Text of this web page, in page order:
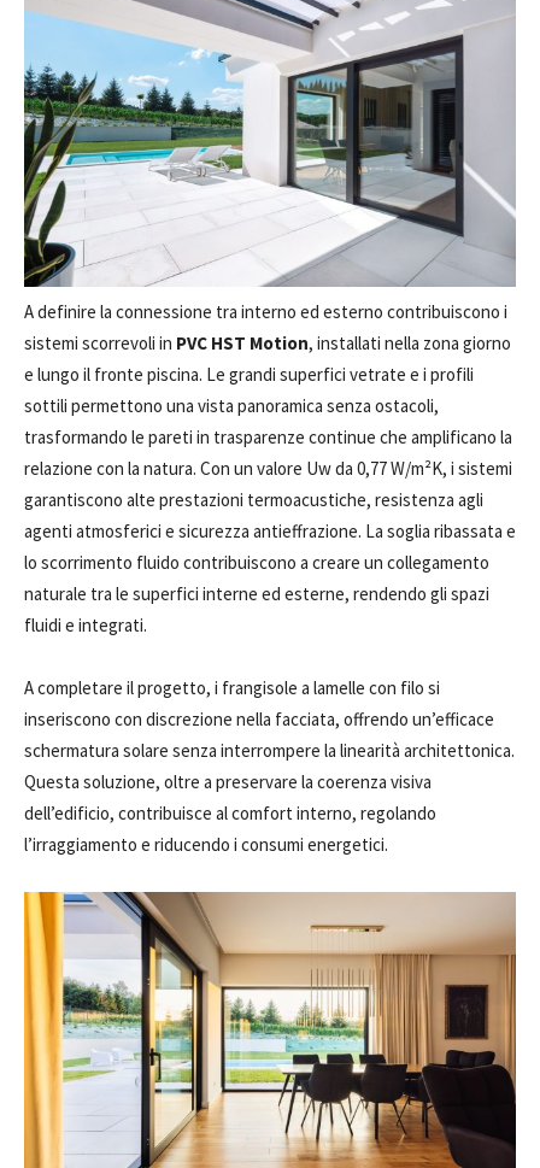
A definire la connessione tra interno ed esterno contribuiscono i
sistemi scorrevoli in PVC HST Motion, installati nella zona giorno
e lungo il fronte piscina. Le grandi superfici vetrate e i profili
sottili permettono una vista panoramica senza ostacoli,
trasformando le pareti in trasparenze continue che amplificano la
relazione con la natura. Con un valore Uw da 0,77 W/m²K, i sistemi
garantiscono alte prestazioni termoacustiche, resistenza agli
agenti atmosferici e sicurezza antieffrazione. La soglia ribassata e
lo scorrimento fluido contribuiscono a creare un collegamento
naturale tra le superfici interne ed esterne, rendendo gli spazi
fluidi e integrati.
A completare il progetto, i frangisole a lamelle con filo si
inseriscono con discrezione nella facciata, offrendo un’efficace
schermatura solare senza interrompere la linearità architettonica.
Questa soluzione, oltre a preservare la coerenza visiva
dell’edificio, contribuisce al comfort interno, regolando
l’irraggiamento e riducendo i consumi energetici.